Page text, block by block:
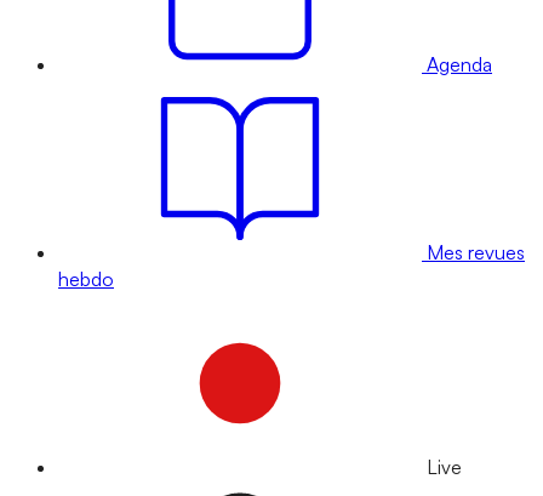
Agenda
Mes revues
hebdo
Live